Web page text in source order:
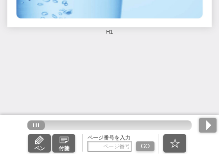
H1
ペン 付箋
ページ番号を入力
GO